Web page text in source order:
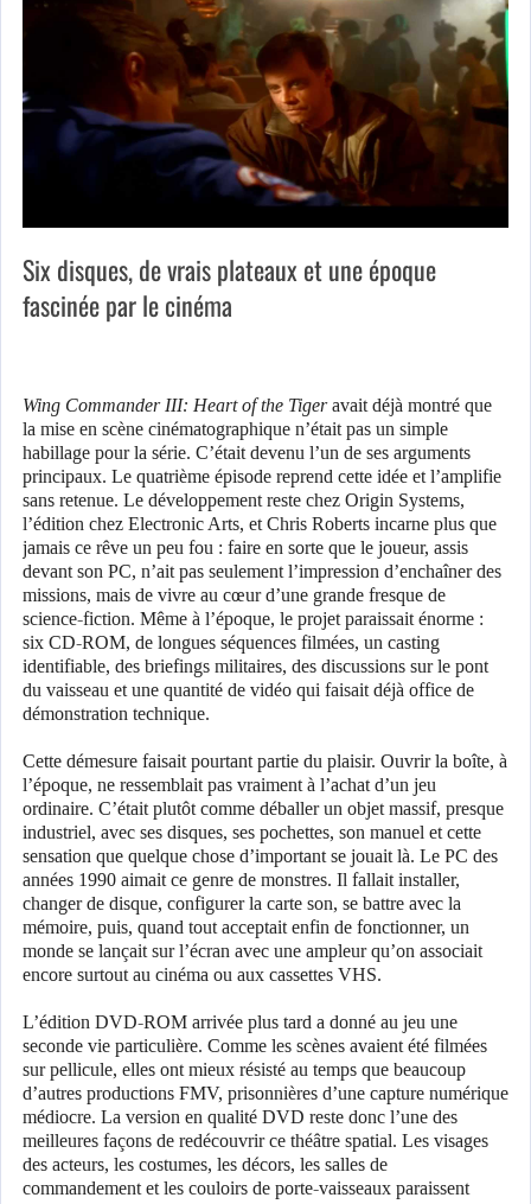
Six disques, de vrais plateaux et une époque
fascinée par le cinéma
Wing Commander III: Heart of the Tigeravait déjà montré que
la mise en scène cinématographique n’était pas un simple
habillage pour la série. C’était devenu l’un de ses arguments
principaux. Le quatrième épisode reprend cette idée et l’amplifie
sans retenue. Le développement reste chez Origin Systems,
l’édition chez Electronic Arts, et Chris Roberts incarne plus que
jamais ce rêve un peu fou : faire en sorte que le joueur, assis
devant son PC, n’ait pas seulement l’impression d’enchaîner des
missions, mais de vivre au cœur d’une grande fresque de
science-fiction. Même à l’époque, le projet paraissait énorme :
six CD-ROM, de longues séquences filmées, un casting
identifiable, des briefings militaires, des discussions sur le pont
du vaisseau et une quantité de vidéo qui faisait déjà office de
démonstration technique.
Cette démesure faisait pourtant partie du plaisir. Ouvrir la boîte, à
l’époque, ne ressemblait pas vraiment à l’achat d’un jeu
ordinaire. C’était plutôt comme déballer un objet massif, presque
industriel, avec ses disques, ses pochettes, son manuel et cette
sensation que quelque chose d’important se jouait là. Le PC des
années 1990 aimait ce genre de monstres. Il fallait installer,
changer de disque, configurer la carte son, se battre avec la
mémoire, puis, quand tout acceptait enfin de fonctionner, un
monde se lançait sur l’écran avec une ampleur qu’on associait
encore surtout au cinéma ou aux cassettes VHS.
L’édition DVD-ROM arrivée plus tard a donné au jeu une
seconde vie particulière. Comme les scènes avaient été filmées
sur pellicule, elles ont mieux résisté au temps que beaucoup
d’autres productions FMV, prisonnières d’une capture numérique
médiocre. La version en qualité DVD reste donc l’une des
meilleures façons de redécouvrir ce théâtre spatial. Les visages
des acteurs, les costumes, les décors, les salles de
commandement et les couloirs de porte-vaisseaux paraissent